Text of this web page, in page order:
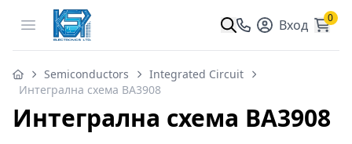
Open menu Вход 0
Semiconductors
Integrated Circuit
Интегрална схема BA3908
Интегрална схема BA3908